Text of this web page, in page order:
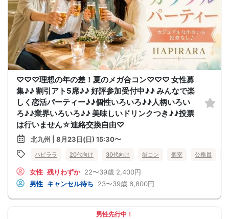
♡♡♡理想の年の差！夏のメガ合コン♡♡♡ 女性募
集♪♪ 割引アト5席♪♪ 好評参加受付中♪♪ みんなで楽
しく恋活パーティー♪♪個性いろいろ♪♪人柄いろい
ろ♪♪業界いろいろ♪♪ 美味しいドリンクつき♪♪投票
は行いません☆連絡交換自由♡
北九州 | 8月23日(日) 15:30〜
ハピララ 20代向け 30代向け 街コン 個室 公務員
女性 残りわずか 22〜39歳 2,400円
男性 キャンセル待ち 23〜39歳 6,800円
男性先行中！